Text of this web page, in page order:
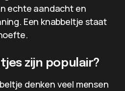
echte aandacht en
Een knabbeltje staat
zijn populair?
denken veel mensen